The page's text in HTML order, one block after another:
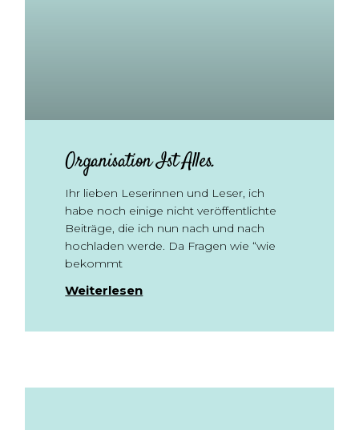
Organisation Ist Alles.
Ihr lieben Leserinnen und Leser, ich
habe noch einige nicht veröffentlichte
Beiträge, die ich nun nach und nach
hochladen werde. Da Fragen wie “wie
bekommt
Weiterlesen